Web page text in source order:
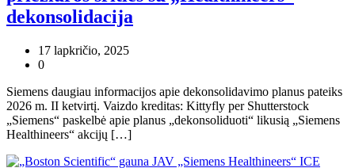
dekonsolidacija
17 lapkričio, 2025
0
Siemens daugiau informacijos apie dekonsolidavimo planus pateiks
2026 m. II ketvirtį. Vaizdo kreditas: Kittyfly per Shutterstock
„Siemens“ paskelbė apie planus „dekonsoliduoti“ likusią „Siemens
Healthineers“ akcijų […]